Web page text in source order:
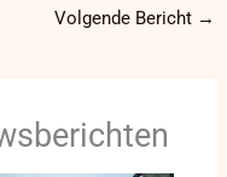
Volgende Bericht →